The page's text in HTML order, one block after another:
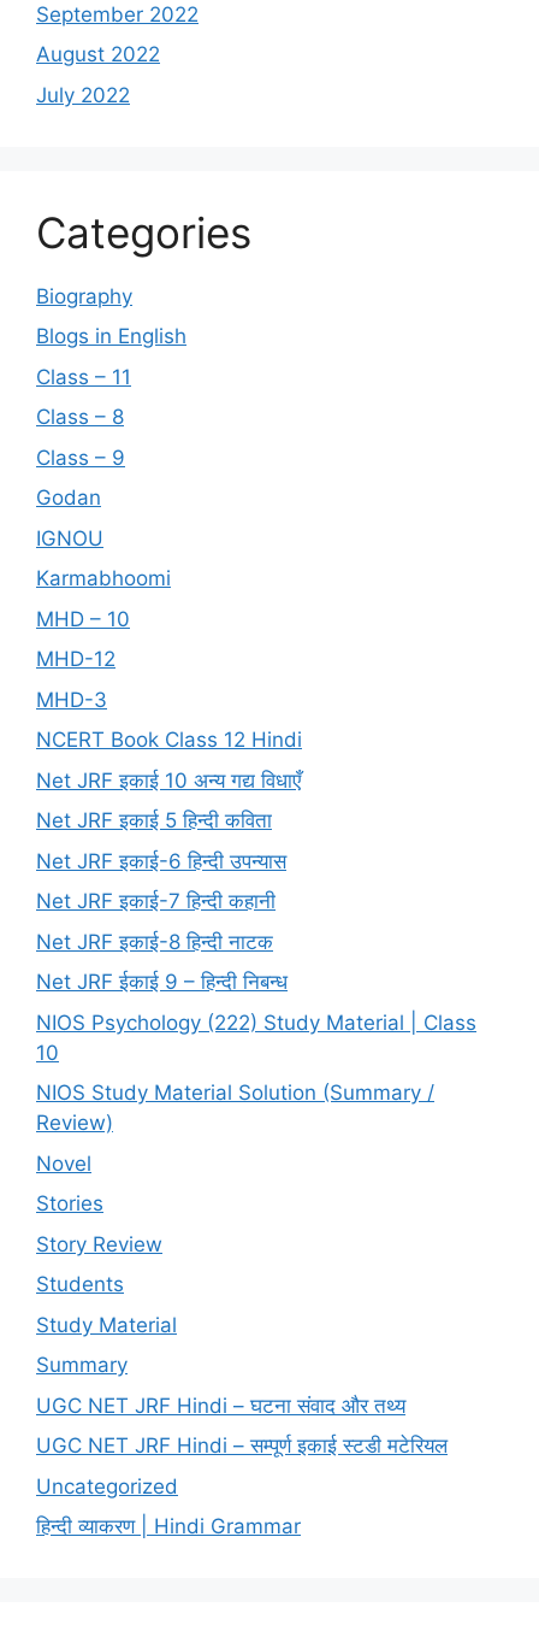
September 2022
August 2022
July 2022
Categories
Biography
Blogs in English
Class – 11
Class – 8
Class – 9
Godan
IGNOU
Karmabhoomi
MHD – 10
MHD-12
MHD-3
NCERT Book Class 12 Hindi
Net JRF इकाई 10 अन्य गद्य विधाएँ
Net JRF इकाई 5 हिन्दी कविता
Net JRF इकाई-6 हिन्दी उपन्यास
Net JRF इकाई-7 हिन्दी कहानी
Net JRF इकाई-8 हिन्दी नाटक
Net JRF ईकाई 9 – हिन्दी निबन्ध
NIOS Psychology (222) Study Material | Class
10
NIOS Study Material Solution (Summary /
Review)
Novel
Stories
Story Review
Students
Study Material
Summary
UGC NET JRF Hindi – घटना संवाद और तथ्य
UGC NET JRF Hindi – सम्पूर्ण इकाई स्टडी मटेरियल
Uncategorized
हिन्दी व्याकरण | Hindi Grammar